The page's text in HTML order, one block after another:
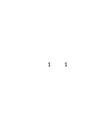
1 1